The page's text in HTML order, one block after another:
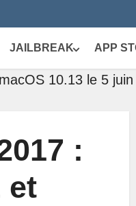
JAILBREAK APP
10.13 le 5 juin
:
et